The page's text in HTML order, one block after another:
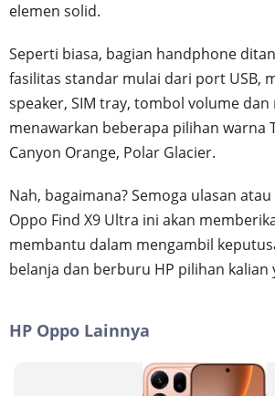
elemen solid.
Seperti biasa, bagian handphone
fasilitas standar mulai dari port USB,
speaker, SIM tray, tombol volume dan
menawarkan beberapa pilihan warna
Canyon Orange, Polar Glacier.
Nah, bagaimana? Semoga ulasan
Oppo Find X9 Ultra ini akan
membantu dalam mengambil
belanja dan berburu HP pilihan kalian
HP Oppo Lainnya